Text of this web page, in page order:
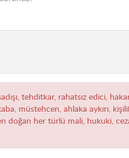
tehditkar, rahatsız edici,
müstehcen, ahlaka aykırı,
doğan her türlü mali, hukuki,